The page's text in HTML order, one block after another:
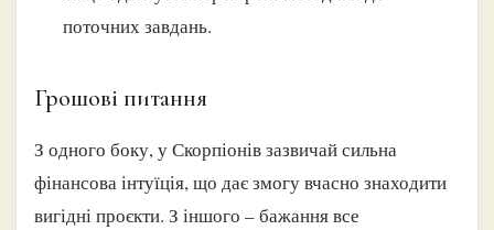
поточних завдань.
Грошові питання
З одного боку, у Скорпіонів зазвичай сильна
фінансова інтуїція, що дає змогу вчасно знаходити
вигідні проєкти. З іншого – бажання все